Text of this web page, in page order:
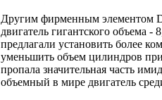
Другим фирменным элементом
двигатель гигантского объема
предлагали установить более
уменьшить объем цилиндров
пропала значительная часть
объемный в мире двигатель